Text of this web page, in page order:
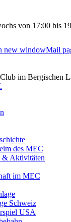
von 17:00 bis
new windowMail
im Bergischen
des MEC
& Aktivitäten
im MEC
Schweiz
USA